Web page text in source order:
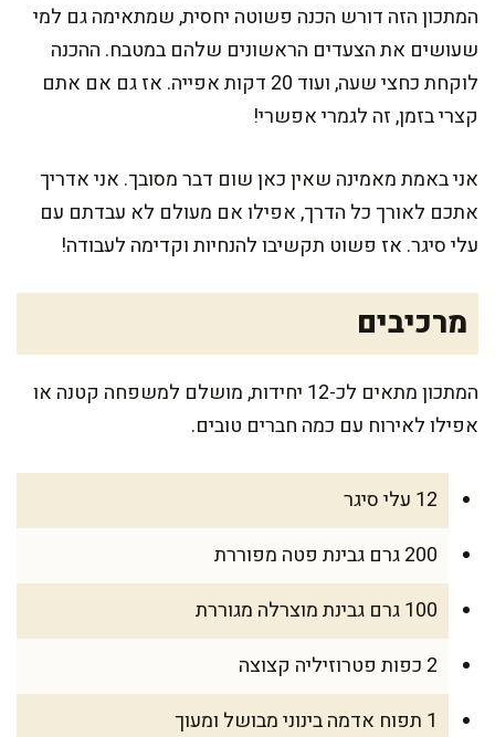
המתכון הזה דורש הכנה פשוטה יחסית, שמתאימה גם למי
שעושים את הצעדים הראשונים שלהם במטבח. ההכנה
לוקחת כחצי שעה, ועוד 20 דקות אפייה. אז גם אם אתם
קצרי בזמן, זה לגמרי אפשרי!
אני באמת מאמינה שאין כאן שום דבר מסובך. אני אדריך
אתכם לאורך כל הדרך, אפילו אם מעולם לא עבדתם עם
עלי סיגר. אז פשוט תקשיבו להנחיות וקדימה לעבודה!
מרכיבים
המתכון מתאים לכ-12 יחידות, מושלם למשפחה קטנה או
אפילו לאירוח עם כמה חברים טובים.
12 עלי סיגר
200 גרם גבינת פטה מפוררת
100 גרם גבינת מוצרלה מגוררת
2 כפות פטרוזיליה קצוצה
1 תפוח אדמה בינוני מבושל ומעוך